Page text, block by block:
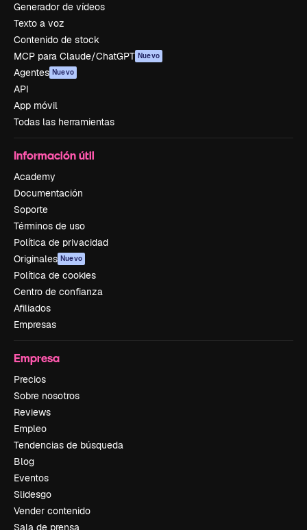
Generador de vídeos
Texto a voz
Contenido de stock
MCP para Claude/ChatGPT Nuevo
Agentes Nuevo
API
App móvil
Todas las herramientas
Información útil
Academy
Documentación
Soporte
Términos de uso
Política de privacidad
Originales Nuevo
Política de cookies
Centro de confianza
Afiliados
Empresas
Empresa
Precios
Sobre nosotros
Reviews
Empleo
Tendencias de búsqueda
Blog
Eventos
Slidesgo
Vender contenido
Sala de prensa